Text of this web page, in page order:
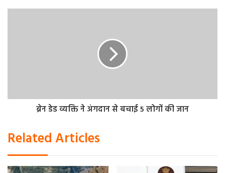
ब्रेन डेड व्यक्ति ने अंगदान से बचाई 5 लोगों की जान
Related Articles